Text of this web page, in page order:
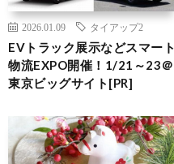
2026.01.09 タイアップ2
EVトラック展示などスマート
物流EXPO開催！1/21～23＠
東京ビッグサイト[PR]